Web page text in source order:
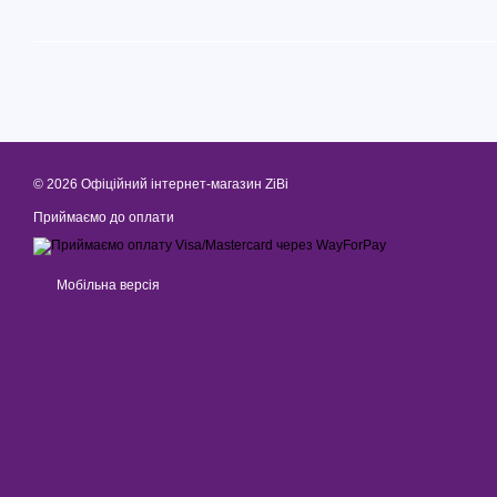
© 2026 Офіційний інтернет-магазин ZiBi
Приймаємо до оплати
Мобільна версія